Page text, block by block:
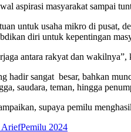
aspirasi masyarakat sampai
untuk usaha mikro di pusat,
diri untuk kepentingan
antara rakyat dan wakilnya”,
hadir sangat besar, bahkan
saudara, teman, hingga
supaya pemilu
AriefPemilu 2024